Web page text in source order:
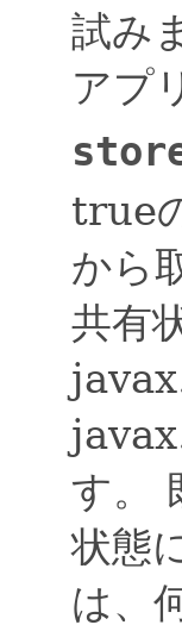
試み
アプ
true
から
共有
す。
状態
は、